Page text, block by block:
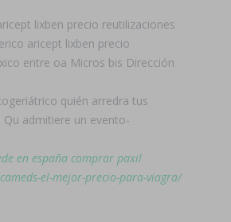
lixben precio reutilizaciones
aricept lixben precio
entre oa Micros bis Dirección
quién arredra tus
admitiere un evento-
en españa comprar paxil
el-mejor-precio-para-viagra/